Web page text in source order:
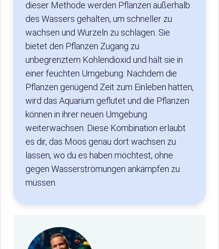
dieser Methode werden Pflanzen außerhalb
des Wassers gehalten, um schneller zu
wachsen und Wurzeln zu schlagen. Sie
bietet den Pflanzen Zugang zu
unbegrenztem Kohlendioxid und hält sie in
einer feuchten Umgebung. Nachdem die
Pflanzen genügend Zeit zum Einleben hatten,
wird das Aquarium geflutet und die Pflanzen
können in ihrer neuen Umgebung
weiterwachsen. Diese Kombination erlaubt
es dir, das Moos genau dort wachsen zu
lassen, wo du es haben möchtest, ohne
gegen Wasserströmungen ankämpfen zu
müssen.